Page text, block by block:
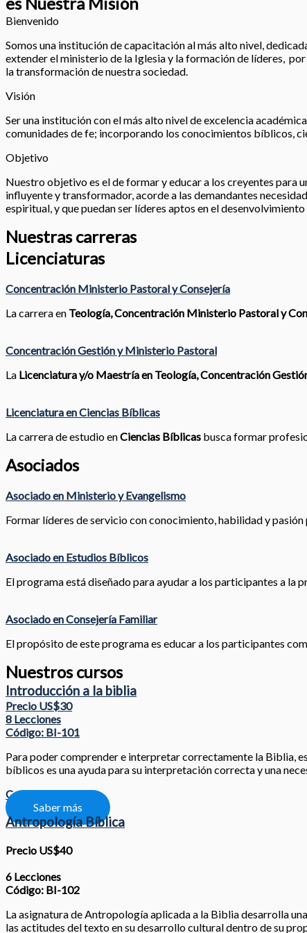
Bienvenido
Somos una institución de capacitación al más alto nivel,
extender el ministerio de la Iglesia y la formación de líderes,
la transformación de nuestra sociedad.
Visión
Ser una institución con el más alto nivel de excelencia
comunidades de fe; incorporando los conocimientos bíblicos,
Objetivo
Nuestro objetivo es el de formar y educar a los creyentes para
influyente y transformador, acorde a las demandantes
espiritual, y que puedan ser líderes aptos en el
Nuestras carreras
Licenciaturas
Concentración Ministerio Pastoral y Consejería
La carrera en Teología, Concentración Ministerio Pastoral y
Concentración Gestión y Ministerio Pastoral
La Licenciatura y/o Maestría en Teología, Concentración
Licenciatura en Ciencias Bíblicas
La carrera de estudio enCiencias Bíblicas busca formar
Asociados
Asociado en Ministerio y Evangelismo
Formar líderes de servicio con conocimiento, habilidad y
Asociado en Estudios Bíblicos
El programa está diseñado para ayudar a los participantes a
Asociado en Consejería Familiar
El propósito de este programa es educar a los participantes
Nuestros cursos
Introducción a la biblia
Precio US$30
8 Lecciones
Código: BI-101
Para poder comprender e interpretar correctamente la Biblia,
bíblicos es una ayuda para su interpretación correcta y una
Compartir
Saber más
Antropología Bíblica
Precio US$40
6 Lecciones
Código: BI-102
La asignatura de Antropología aplicada a la Biblia desarrolla
las actitudes del texto en su desarrollo cultural dentro de su